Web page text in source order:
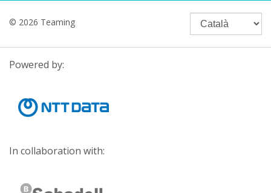
© 2026 Teaming
Powered by:
In collaboration with: